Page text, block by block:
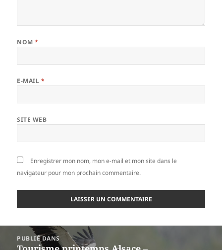
NOM*
E-MAIL *
SITE WEB
Enregistrer mon nom, mon e-mail et mon site dans le
navigateur pour mon prochain commentaire.
Navigation
PUBLIÉ DANS